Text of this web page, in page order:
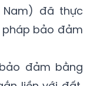
Nam) đã thực
pháp bảo đảm
đảm bằng